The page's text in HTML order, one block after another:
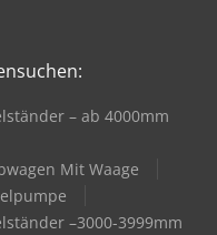
– ab 4000mm
Mit Waage
–3000-3999mm